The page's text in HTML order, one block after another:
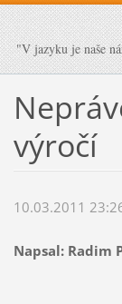
"V jazyku je naše
výročí
10.03.2011
Napsal: Radim